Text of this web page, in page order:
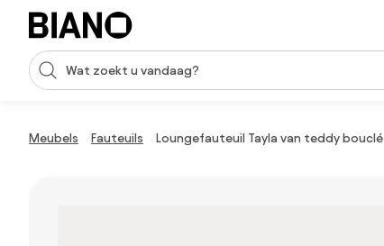
Navigatie overslaan, naar inhoud springen
Zoekopdracht invoeren
Meubels Fauteuils Loungefauteuil Tayla van teddy bouclé